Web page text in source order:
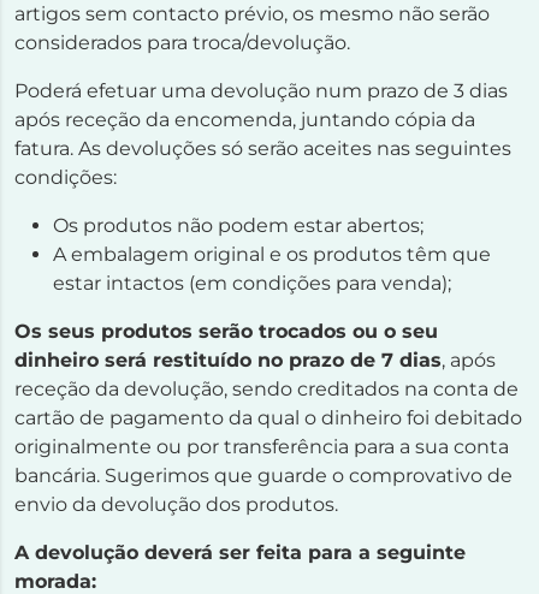
artigos sem contacto prévio, os mesmo não serão
considerados para troca/devolução.
Poderá efetuar uma devolução num prazo de 3 dias
após receção da encomenda, juntando cópia da
fatura. As devoluções só serão aceites nas seguintes
condições:
Os produtos não podem estar abertos;
A embalagem original e os produtos têm que
estar intactos (em condições para venda);
Os seus produtos serão trocados ou o seu
dinheiro será restituído no prazo de 7 dias, após
receção da devolução, sendo creditados na conta de
cartão de pagamento da qual o dinheiro foi debitado
originalmente ou por transferência para a sua conta
bancária. Sugerimos que guarde o comprovativo de
envio da devolução dos produtos.
A devolução deverá ser feita para a seguinte
morada: